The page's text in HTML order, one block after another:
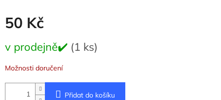
50 Kč
cena:
v prodejně✔️ (1 ks)
Možnosti doručení
Přidat do košíku